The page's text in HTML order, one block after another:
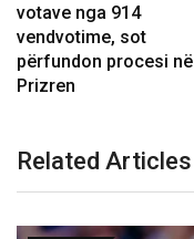
votave nga 914
vendvotime, sot
përfundon procesi në
Prizren
Related Articles